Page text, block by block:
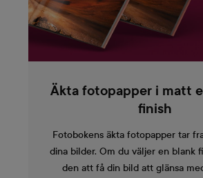
Äkta fotopapper i matt
finish
Fotobokens äkta fotopapper tar
dina bilder. Om du väljer en blank
den att få din bild att glänsa